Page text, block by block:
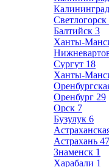
Калининград
Светлогорск
Балтийск 3
Ханты-
Сургут 18
Ханты-
Оренбург 29
Орск 7
Бузулук 6
Астрахань 47
Знаменск 1
Харабали 1